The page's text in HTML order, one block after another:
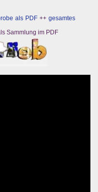
als PDF ++gesamtes
Sammlung im PDF